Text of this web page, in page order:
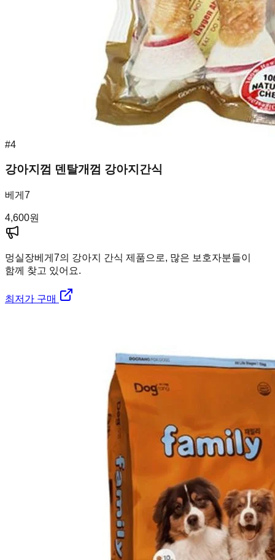
#4
강아지껌 덴탈개껌 강아지간식
베게7
4,600원
멍실장베게7의 강아지 간식 제품으로, 많은 보호자분들이
함께 찾고 있어요.
최저가 구매